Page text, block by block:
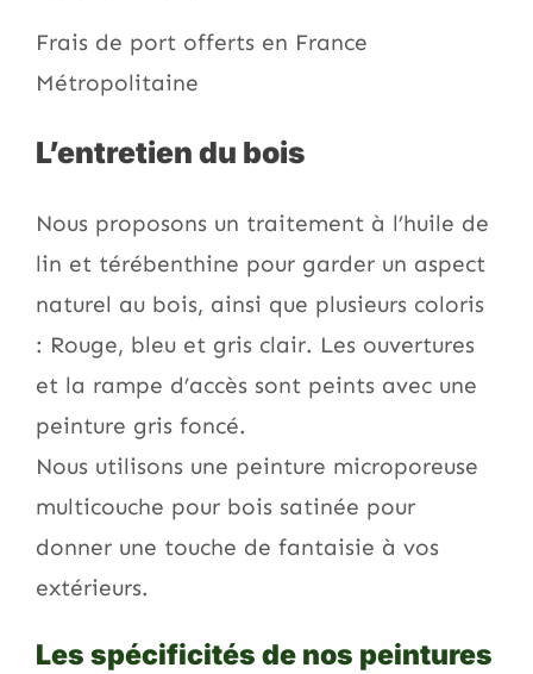
Frais de port offerts en France
Métropolitaine
L’entretien du bois
Nous proposons un traitement à l’huile de
lin et térébenthine pour garder un aspect
naturel au bois, ainsi que plusieurs coloris
: Rouge, bleu et gris clair. Les ouvertures
et la rampe d’accès sont peints avec une
peinture gris foncé.
Nous utilisons une peinture microporeuse
multicouche pour bois satinée pour
donner une touche de fantaisie à vos
extérieurs.
Les spécificités de nos peintures